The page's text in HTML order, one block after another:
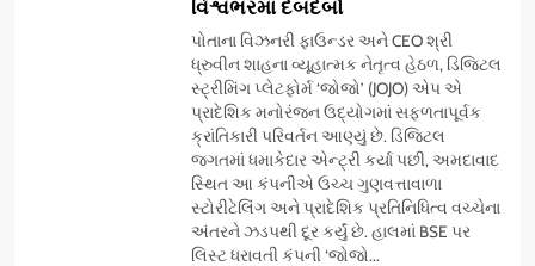
વિશ્વભરમાં દબદબો
પોતાના વિઝનરી ફાઉન્ડર અને CEO શ્રી
ધ્રુવીન શાહના વ્યૂહાત્મક નેતૃત્વ હેઠળ, ડિજિટલ
સ્ટ્રીમિંગ પ્લેટફોર્મ ‘જોજો’ (JOJO) એપ એ
પ્રાદેશિક મનોરંજન ઉદ્યોગમાં સફળતાપૂર્વક
ક્રાંતિકારી પરિવર્તન આણ્યું છે. ડિજિટલ
જગતમાં ધમાકેદાર એન્ટ્રી કર્યા પછી, અમદાવાદ
સ્થિત આ કંપનીએ ઉચ્ચ ગુણવત્તાવાળા
સ્ટોરીટેલિંગ અને પ્રાદેશિક પ્રતિનિધિત્વ વચ્ચેના
અંતરને ઝડપથી દૂર કર્યું છે. હાલમાં BSE પર
લિસ્ટ ધરાવતી કંપની ‘જોજો...
30 ટોચના પ્રતિભાશાળી
વિદ્યાર્થીઓનું સન્માન કરે છે
આયુદા ઓર્ગેનિક્સ દ્વારા
ગુજરાતના 5 શહેરોમાં રિટેલ સ્ટોર્સ
અને ગીર ગાયના વૈદિક વલોણા ઘી-
દૂધની શુદ્ધ સેવાઓ સાથે વ્યાપક
વિસ્તરણ
BUSINESS
‘ગેટ સેટ ગો’ નું પાવર-પેક્ડ ટ્રેલર